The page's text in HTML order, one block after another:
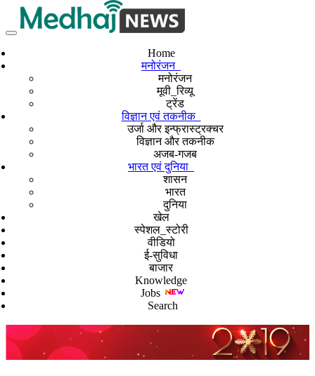
Home
मनोरंजन
मनोरंजन
मूवी_रिव्यू
ट्रेंड
विज्ञान एवं तकनीक
उर्जा और इन्फ्रास्ट्रक्चर
विज्ञान और तकनीक
अजब-गजब
भारत एवं दुनिया
शासन
भारत
दुनिया
खेल
स्पेशल_स्टोरी
वीडियो
ई-सुविधा
बाजार
Knowledge
Jobs
Search